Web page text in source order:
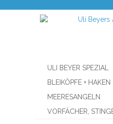
ULI BEYER SPEZIAL
BLEIKÖPFE + HAKEN
MEERESANGELN
VORFÄCHER,